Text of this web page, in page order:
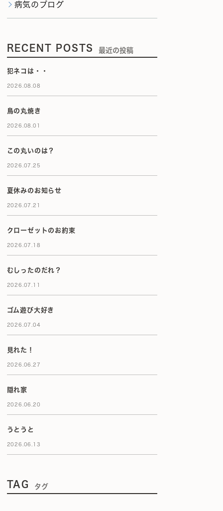
病気のブログ
RECENT POSTS 最近の投稿
犯ネコは・・
2026.08.08
鳥の丸焼き
2026.08.01
この丸いのは？
2026.07.25
夏休みのお知らせ
2026.07.21
クローゼットのお約束
2026.07.18
むしったのだれ？
2026.07.11
ゴム遊び大好き
2026.07.04
見れた！
2026.06.27
隠れ家
2026.06.20
うとうと
2026.06.13
TAG タグ